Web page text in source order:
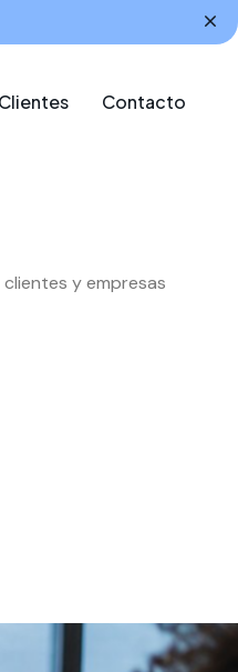
Clientes Contacto
y empresas